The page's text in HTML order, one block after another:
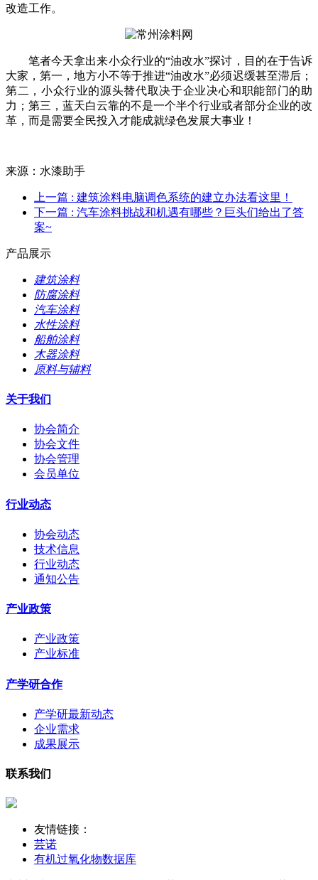
改造工作。
笔者今天拿出来小众行业的“油改水”探讨，目的在于告诉
大家，第一，地方小不等于推进“油改水”必须迟缓甚至滞后；
第二，小众行业的源头替代取决于企业决心和职能部门的助
力；第三，蓝天白云靠的不是一个半个行业或者部分企业的改
革，而是需要全民投入才能成就绿色发展大事业！
来源：水漆助手
上一篇 : 建筑涂料电脑调色系统的建立办法看这里！
下一篇 : 汽车涂料挑战和机遇有哪些？巨头们给出了答
案~
产品展示
建筑涂料
防腐涂料
汽车涂料
水性涂料
船舶涂料
木器涂料
原料与辅料
关于我们
协会简介
协会文件
协会管理
会员单位
行业动态
协会动态
技术信息
行业动态
通知公告
产业政策
产业政策
产业标准
产学研合作
产学研最新动态
企业需求
成果展示
联系我们
友情链接：
芸诺
有机过氧化物数据库